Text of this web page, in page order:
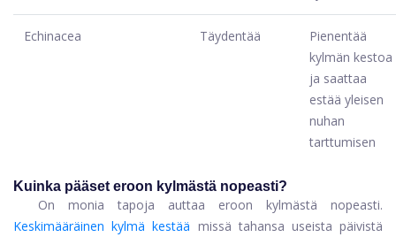
Echinacea Täydentää
Pienentää
kylmän kestoa
ja saattaa
estää yleisen
nuhan
tarttumisen
Kuinka pääset eroon kylmästä nopeasti?
On monia tapoja auttaa eroon kylmästä nopeasti.
Keskimääräinen kylmä kestää missä tahansa useista päivistä